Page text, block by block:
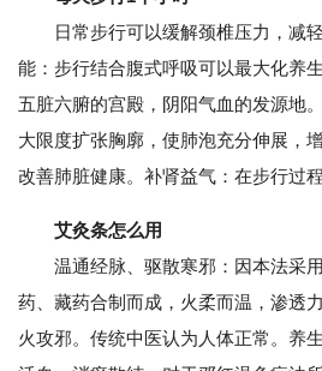
日常步行可以缓解颈椎压力，减轻
能：步行结合腹式呼吸可以最大化养
五脏六腑的宫殿，阴阳气血的发源地
大限度扩张胸廓，使肺泡充分伸展，
改善肺脏健康。补肾益气：在步行过
艾灸条怎么用
温通经脉、驱散寒邪：因本法采用
药、藏药合制而成，火柔而温，渗透
火攻邪。传统中医认为人体正常。养